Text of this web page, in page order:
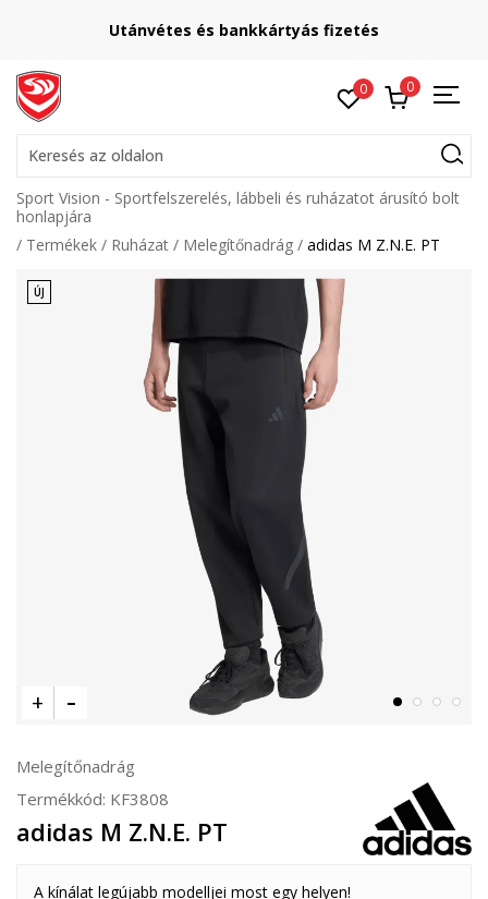
Utánvétes és bankkártyás fizetés
0 0
Keresés az oldalon
Sport Vision - Sportfelszerelés, lábbeli és ruházatot árusító bolt
honlapjára
Termékek
Ruházat Melegítőnadrág adidas M Z.N.E. PT
ÚJ
Melegítőnadrág
Termékkód: KF3808
adidas M Z.N.E. PT
A kínálat legújabb modelljei most egy helyen!